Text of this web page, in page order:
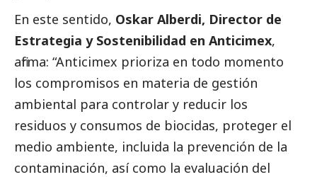
En este sentido, Oskar Alberdi, Director de
Estrategia y Sostenibilidad en Anticimex,
afirma: “Anticimex prioriza en todo momento
los compromisos en materia de gestión
ambiental para controlar y reducir los
residuos y consumos de biocidas, proteger el
medio ambiente, incluida la prevención de la
contaminación, así como la evaluación del